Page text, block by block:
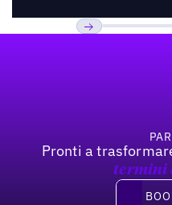
Pronti a
termini
Book a